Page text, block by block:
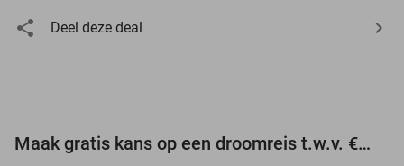
Deel deze deal
Maak gratis kans op een droomreis t.w.v. €3.000!